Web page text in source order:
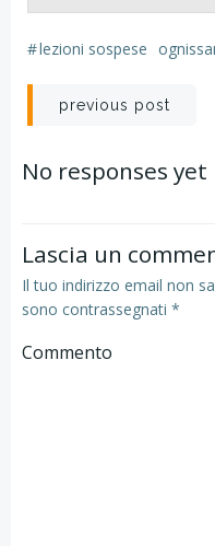
#lezioni sospese
articoli
previous post
No responses yet
Lascia un
Il tuo indirizzo email non
sono contrassegnati *
Commento